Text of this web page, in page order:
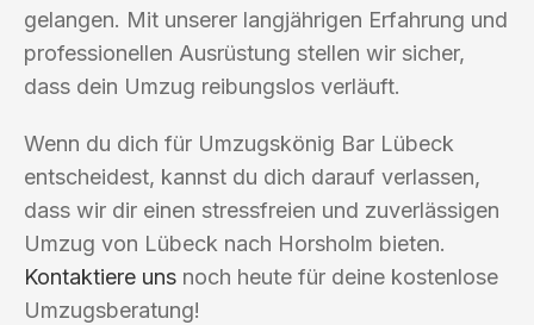
gelangen. Mit unserer langjährigen Erfahrung und
professionellen Ausrüstung stellen wir sicher,
dass dein Umzug reibungslos verläuft.
Wenn du dich für Umzugskönig Bar Lübeck
entscheidest, kannst du dich darauf verlassen,
dass wir dir einen stressfreien und zuverlässigen
Umzug von Lübeck nach Horsholm bieten.
Kontaktiere uns noch heute für deine kostenlose
Umzugsberatung!